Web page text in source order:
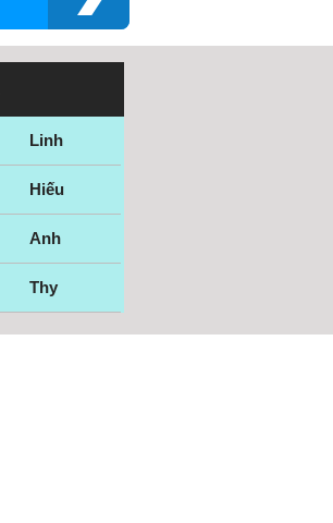
Linh
Hiếu
Anh
Thy